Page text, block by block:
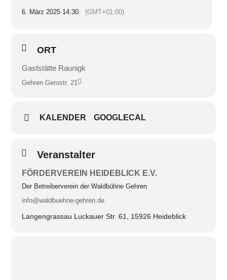
6. März 2025 14:30 (GMT+01:00)
ORT
Gaststätte Raunigk
Gehren Gerostr. 21
KALENDER GOOGLECAL
Veranstalter
FÖRDERVEREIN HEIDEBLICK E.V.
Der Betreiberverein der Waldbühne Gehren
info@waldbuehne-gehren.de
Langengrassau Luckauer Str. 61, 15926 Heideblick